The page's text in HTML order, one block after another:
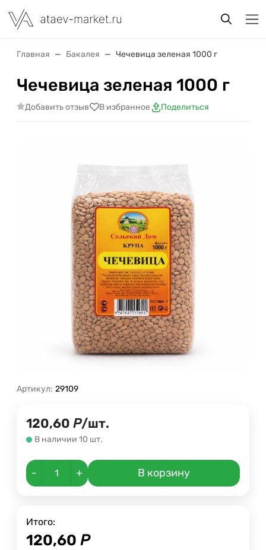
Главная Бакалея Чечевица зеленая 1000 г
Чечевица зеленая 1000 г
Добавить отзыв В избранное Поделиться
Артикул: 29109
120,60 Р/шт.
В наличии 10 шт.
- + В корзину
Итого:
120,60 Р